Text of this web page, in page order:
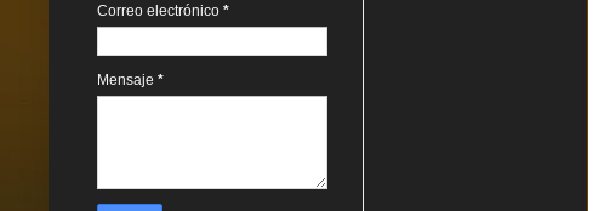
Correo electrónico *
Mensaje *